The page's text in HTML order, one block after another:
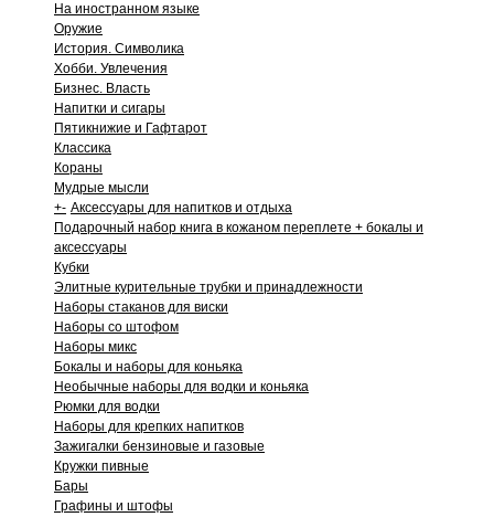
На иностранном языке
Оружие
История. Символика
Хобби. Увлечения
Бизнес. Власть
Напитки и сигары
Пятикнижие и Гафтарот
Классика
Кораны
Мудрые мысли
+- Аксессуары для напитков и отдыха
Подарочный набор книга в кожаном переплете + бокалы и
аксессуары
Кубки
Элитные курительные трубки и принадлежности
Наборы стаканов для виски
Наборы со штофом
Наборы микс
Бокалы и наборы для коньяка
Необычные наборы для водки и коньяка
Рюмки для водки
Наборы для крепких напитков
Зажигалки бензиновые и газовые
Кружки пивные
Бары
Графины и штофы